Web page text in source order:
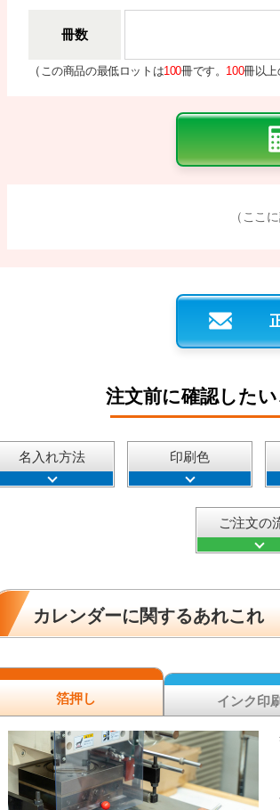
冊数
（ この商品の最低ロットは100冊です。 100冊以上
（ここ
注文前に確認した
名入れ方法 印刷色
ご注文の
カレンダーに関するあれこれ
箔押し インク印